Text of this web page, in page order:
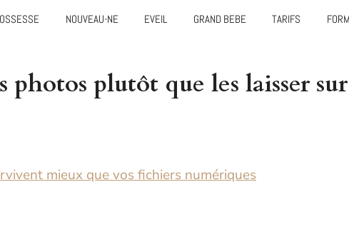
NOUVEAU-NE EVEIL GRAND BEBE TARIFS
plutôt que les laisser
mieux que vos fichiers numériques